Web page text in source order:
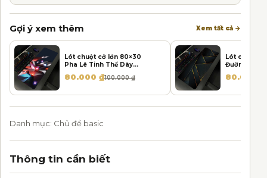
Gợi ý xem thêm Xem tất cả →
Lót chuột cỡ lớn 80×30
Pha Lê Tinh Thể Dày
100.000₫
Giá gốc là: 100.000 ₫.
80.000 ₫
Giá hiện tại là: 80.000 ₫.
Lót chuột
Đường chỉ
Giá gốc
80.000
Giá hiện
Danh mục: Chủ đề basic
Thông tin cần biết